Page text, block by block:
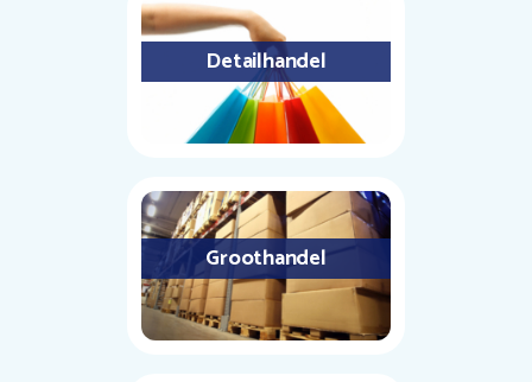
Detailhandel
Groothandel